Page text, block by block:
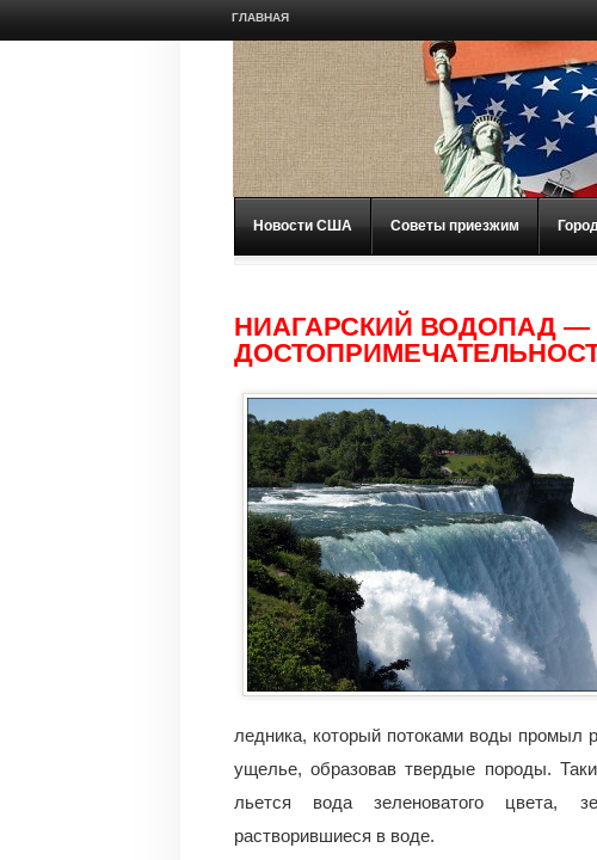
ГЛАВНАЯ
Новости США Советы приезжим
НИАГАРСКИЙ ВОДОПАД —
ледника, который потоками воды промыл
ущелье, образовав твердые породы.
льется вода зеленоватого цвета,
растворившиеся в воде.